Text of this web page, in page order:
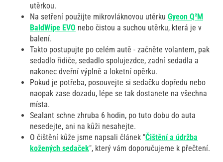
utěrkou.
Na setření použijte mikrovláknovou utěrku Gyeon Q²M
BaldWipe EVO nebo čistou a suchou utěrku, která je v
balení.
Takto postupujte po celém autě - začněte volantem, pak
sedadlo řidiče, sedadlo spolujezdce, zadní sedadla a
nakonec dveřní výplně a loketní opěrku.
Pokud je potřeba, posouvejte si sedačku dopředu nebo
naopak zase dozadu, lépe se tak dostanete na všechna
místa.
Sealant schne zhruba 6 hodin, po tuto dobu do auta
nesedejte, ani na kůži nesahejte.
O čištění kůže jsme napsali článek "Čištění a údržba
kožených sedaček", který vám doporučujeme k přečtení.